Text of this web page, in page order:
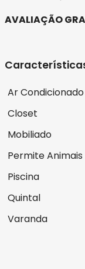
AVALIAÇÃO
Ar Condicionado
Closet
Mobiliado
Permite Animais
Piscina
Quintal
Varanda